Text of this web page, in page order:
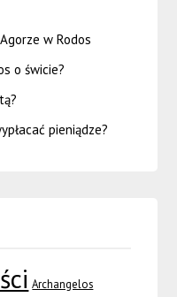
w Rodos
o świcie?
pieniądze?
Archangelos